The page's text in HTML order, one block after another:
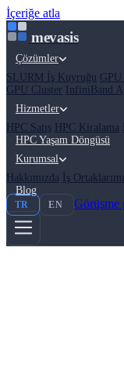
İçeriğe atla
mevasis
Çözümler
SLURM İş Kuyruğu GPU
GPU Cluster
InfiniBand
Hizmetler
HPC Satış
HPC Kiralama
HPC Yaşam Döngüsü
Kurumsal
Hakkımızda
İş
Blog
TR EN Görüşme